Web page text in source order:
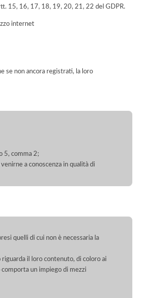
15, 16, 17, 18, 19, 20, 21, 22 del GDPR.
internet
se non ancora registrati, la loro
5, comma 2;
a conoscenza in qualità di
quelli di cui non è necessaria la
riguarda il loro contenuto, di coloro ai
un impiego di mezzi